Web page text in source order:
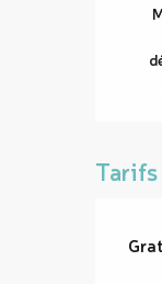
Tarifs